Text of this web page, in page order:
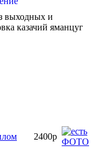
выходных и
казачий яманцуг
2400р